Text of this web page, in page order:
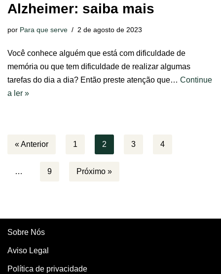
Alzheimer: saiba mais
por Para que serve 2 de agosto de 2023
Você conhece alguém que está com dificuldade de
memória ou que tem dificuldade de realizar algumas
tarefas do dia a dia? Então preste atenção que… Continue
a ler »
« Anterior 1 2 3 4
… 9 Próximo »
Sobre Nós
Aviso Legal
Política de privacidade